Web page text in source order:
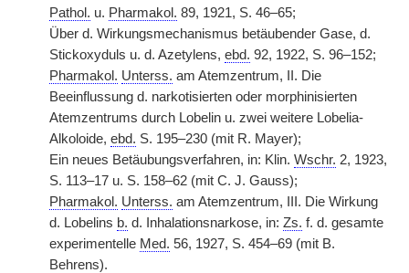
Pathol. u. Pharmakol. 89, 1921, S. 46–65;
Über d. Wirkungsmechanismus betäubender Gase, d.
Stickoxyduls u. d. Azetylens, ebd. 92, 1922, S. 96–152;
Pharmakol. Unterss. am Atemzentrum, II. Die
Beeinflussung d. narkotisierten oder morphinisierten
Atemzentrums durch Lobelin u. zwei weitere Lobelia-
Alkoloide, ebd. S. 195–230 (mit R. Mayer);
Ein neues Betäubungsverfahren, in: Klin. Wschr. 2, 1923,
S. 113–17 u. S. 158–62 (mit C. J. Gauss);
Pharmakol. Unterss. am Atemzentrum, III. Die Wirkung
d. Lobelins b. d. Inhalationsnarkose, in: Zs. f. d. gesamte
experimentelle Med. 56, 1927, S. 454–69 (mit B.
Behrens).